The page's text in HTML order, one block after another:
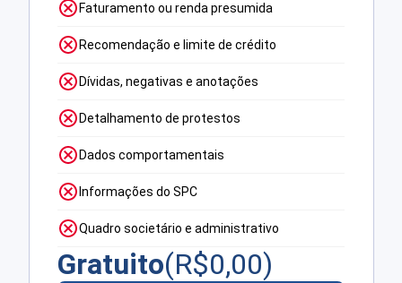
Faturamento ou renda presumida
Recomendação e limite de crédito
Dívidas, negativas e anotações
Detalhamento de protestos
Dados comportamentais
Informações do SPC
Quadro societário e administrativo
Gratuito(R$0,00)